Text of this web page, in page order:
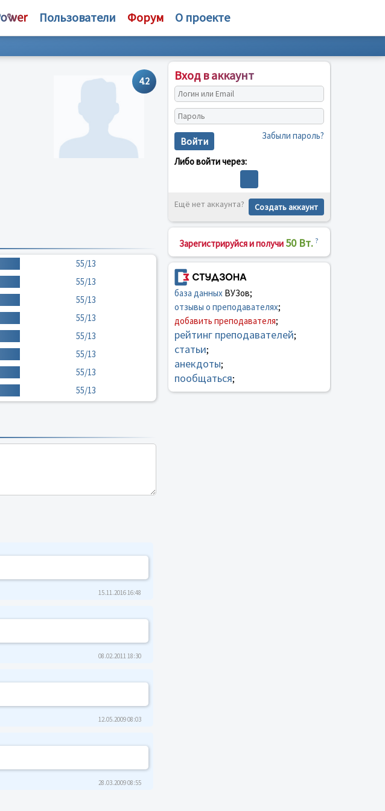
Пользователи Форум О проекте
4.2
55/13
55/13
55/13
55/13
55/13
55/13
55/13
55/13
15.11.2016 16:48
08.02.2011 18:30
12.05.2009 08:03
28.03.2009 08:55
Вход в аккаунт
Войти Забыли пароль?
Либо войти через:
Ещё нет аккаунта? Создать аккаунт
Зарегистрируйся и получи 50 Вт. ?
база данныхВУЗов;
отзывы о преподавателях;
добавить преподавателя;
рейтинг преподавателей;
статьи;
анекдоты;
пообщаться;